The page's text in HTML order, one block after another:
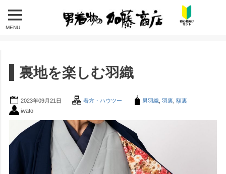
MENU
裏地を楽しむ羽織
2023年09月21日 着方・ハウツー 男羽織 羽裏, 額裏
iwato